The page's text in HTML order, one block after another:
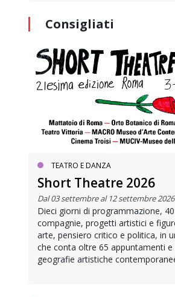
Consigliati
TEATRO E DANZA
Short Theatre 2026
Dal 03 settembre al 12 settembre 2026
Dieci giorni di programmazione,
compagnie, progetti artistici e
arte, pensiero critico e politica, in
che conta oltre 65 appuntamenti e
geografie artistiche